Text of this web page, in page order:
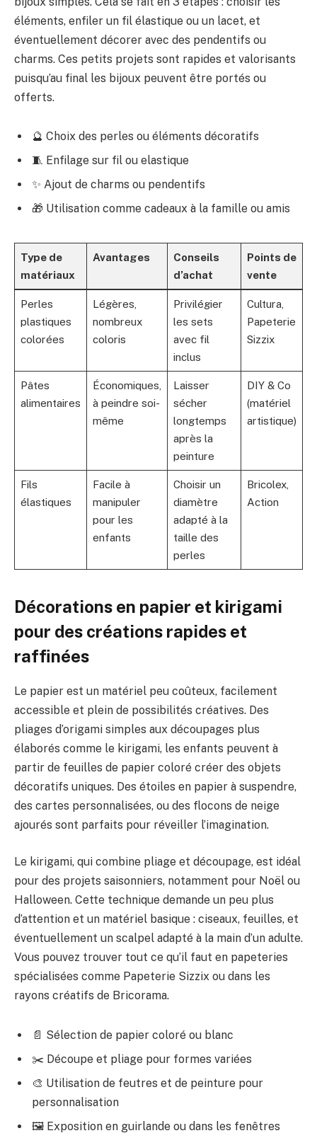
éléments, enfiler un fil élastique ou un lacet, et
éventuellement décorer avec des pendentifs ou
charms. Ces petits projets sont rapides et valorisants
puisqu’au final les bijoux peuvent être portés ou
offerts.
🔮 Choix des perles ou éléments décoratifs
🧵 Enfilage sur fil ou elastique
✨ Ajout de charms ou pendentifs
🎁 Utilisation comme cadeaux à la famille ou amis
Type de
matériaux
Avantages
Conseils
d’achat
Points de
vente
Perles
plastiques
colorées
Légères,
nombreux
coloris
Privilégier
les sets
avec fil
inclus
Cultura,
Papeterie
Sizzix
Pâtes
alimentaires
Économiques,
à peindre soi-
même
Laisser
sécher
longtemps
après la
peinture
DIY & Co
(matériel
artistique)
Fils
élastiques
Facile à
manipuler
pour les
enfants
Choisir un
diamètre
adapté à la
taille des
perles
Bricolex,
Action
Décorations en papier et kirigami
pour des créations rapides et
raffinées
Le papier est un matériel peu coûteux, facilement
accessible et plein de possibilités créatives. Des
pliages d’origami simples aux découpages plus
élaborés comme le kirigami, les enfants peuvent à
partir de feuilles de papier coloré créer des objets
décoratifs uniques. Des étoiles en papier à suspendre,
des cartes personnalisées, ou des flocons de neige
ajourés sont parfaits pour réveiller l’imagination.
Le kirigami, qui combine pliage et découpage, est idéal
pour des projets saisonniers, notamment pour Noël ou
Halloween. Cette technique demande un peu plus
d’attention et un matériel basique : ciseaux, feuilles, et
éventuellement un scalpel adapté à la main d’un adulte.
Vous pouvez trouver tout ce qu’il faut en papeteries
spécialisées comme Papeterie Sizzix ou dans les
rayons créatifs de Bricorama.
📄 Sélection de papier coloré ou blanc
✂️ Découpe et pliage pour formes variées
🎨 Utilisation de feutres et de peinture pour
personnalisation
🖼️ Exposition en guirlande ou dans les fenêtres